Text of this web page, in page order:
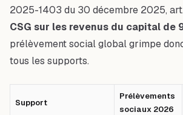
2025-1403 du 30 décembre 2025,
CSG sur les revenus du capital de
prélèvement social global grimpe
tous les supports.
Support
Prélèvements
sociaux 2026